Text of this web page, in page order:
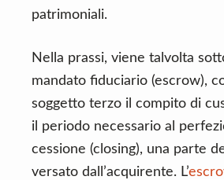
patrimoniali.
Nella prassi, viene talvolta
mandato fiduciario (escrow),
soggetto terzo il compito di
il periodo necessario al
cessione (closing), una parte
versato dall’acquirente. L’